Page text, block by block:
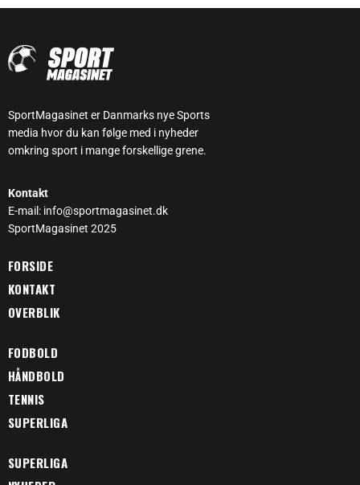
SportMagasinet er Danmarks nye Sports
media hvor du kan følge med i nyheder
omkring sport i mange forskellige grene.
Kontakt
E-mail: info@sportmagasinet.dk
SportMagasinet 2025
FORSIDE
KONTAKT
OVERBLIK
FODBOLD
HÅNDBOLD
TENNIS
SUPERLIGA
SUPERLIGA